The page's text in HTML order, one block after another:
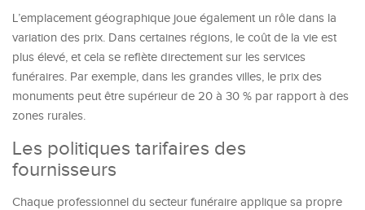
L’emplacement géographique joue également un rôle dans la
variation des prix. Dans certaines régions, le coût de la vie est
plus élevé, et cela se reflète directement sur les services
funéraires. Par exemple, dans les grandes villes, le prix des
monuments peut être supérieur de 20 à 30 % par rapport à des
zones rurales.
Les politiques tarifaires des
fournisseurs
Chaque professionnel du secteur funéraire applique sa propre